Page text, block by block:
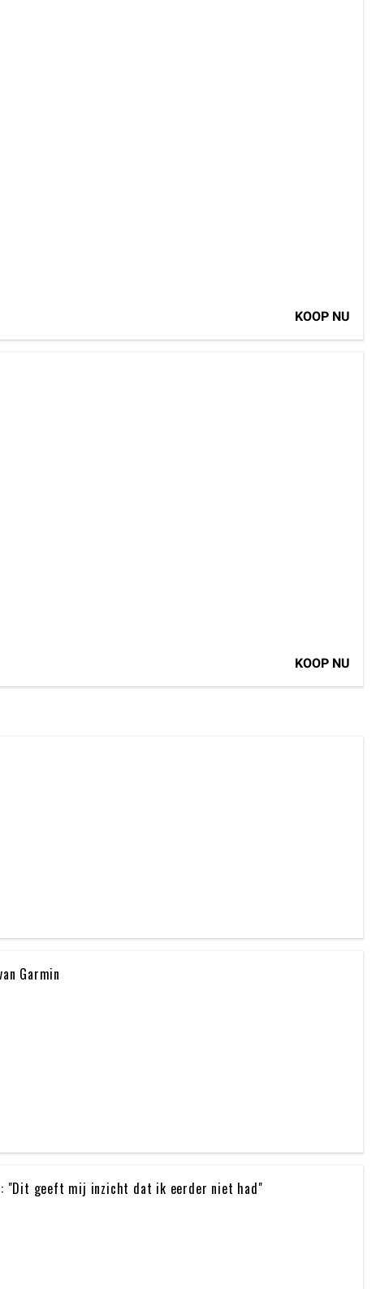
KOOP NU
KOOP NU
Garmin
"Dit geeft mij inzicht dat ik eerder niet had"